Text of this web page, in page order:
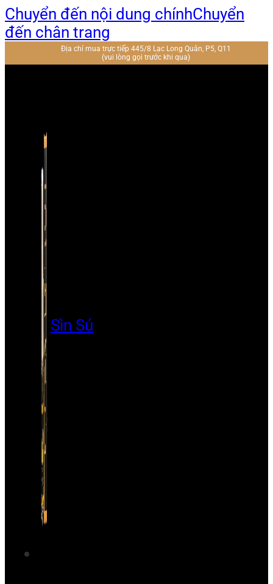
Chuyển đến nội dung chínhChuyển
đến chân trang
Địa chỉ mua trực tiếp 445/8 Lạc Long Quân, P5, Q11
(vui lòng gọi trước khi qua)
Sìn Sú